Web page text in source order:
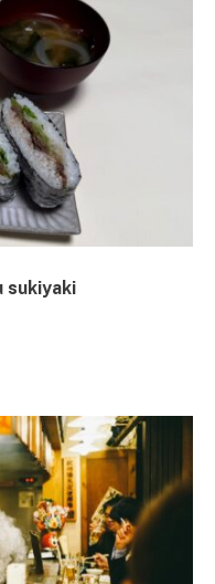
sukiyaki